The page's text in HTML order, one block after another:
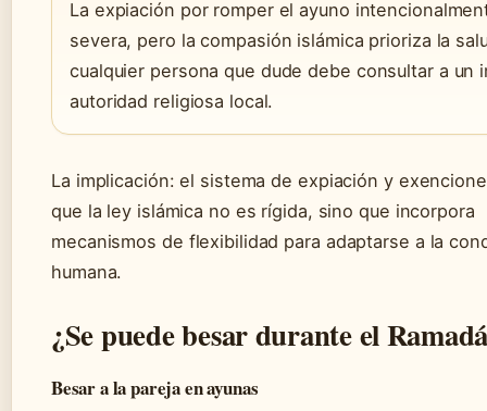
La expiación por romper el ayuno
severa, pero la compasión islámica prioriza la
cualquier persona que dude debe consultar a un
autoridad religiosa local.
La implicación: el sistema de expiación y
que la ley islámica no es rígida, sino que incorpora
mecanismos de flexibilidad para adaptarse a la
humana.
¿Se puede besar durante el
Besar a la pareja en ayunas